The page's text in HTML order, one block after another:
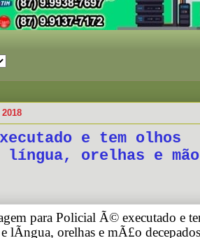
e tem olhos
língua, orelhas e mão